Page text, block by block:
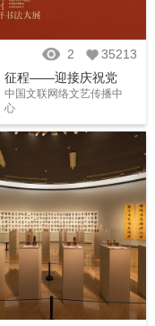
2
35213
征程——迎接庆祝党
的二十大胜利召开书
法大展
中国文联网络文艺传播中
心